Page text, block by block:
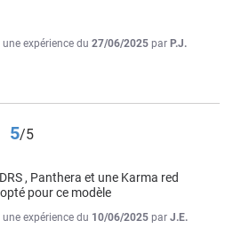
une expérience du 27/06/2025 par P.J.
5/5
, Panthera et une Karma red
pour ce modèle
une expérience du 10/06/2025 par J.E.